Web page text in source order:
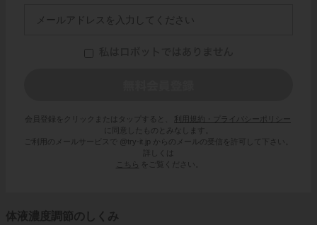
会員登録をクリックまたはタップすると、
利用規約・プライバシーポリシー
に同意したものとみなします。
ご利用のメールサービスで @try-it.jp からのメールの受信を許可して下さい。
詳しくは
こちら
をご覧ください。
体液濃度調節のしくみ